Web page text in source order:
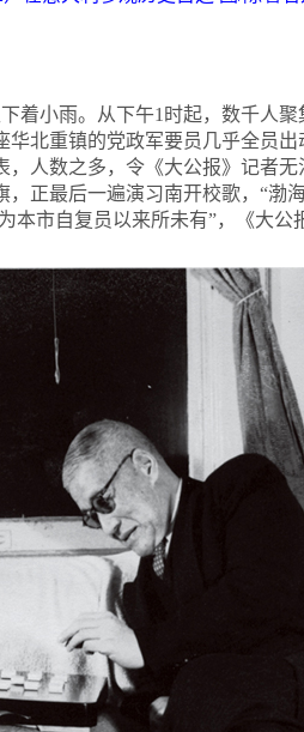
着小雨。从下午1时起，数千人
华北重镇的党政军要员几乎全员
人数之多，令《大公报》记者
正最后一遍演习南开校歌，“渤
本市自复员以来所未有”，《大公